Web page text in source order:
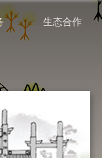
生态合作